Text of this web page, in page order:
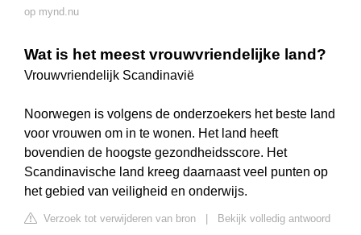
op mynd.nu
Wat is het meest vrouwvriendelijke land?
Vrouwvriendelijk Scandinavië
Noorwegen is volgens de onderzoekers het beste land
voor vrouwen om in te wonen. Het land heeft
bovendien de hoogste gezondheidsscore. Het
Scandinavische land kreeg daarnaast veel punten op
het gebied van veiligheid en onderwijs.
Verzoek tot verwijderen van bron
Bekijk volledig antwoord